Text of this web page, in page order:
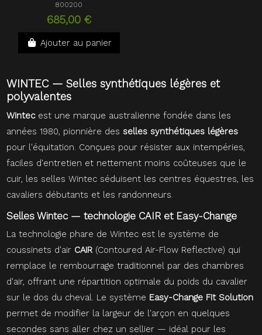
800200
685,00 €
Ajouter au panier
WINTEC — Selles synthétiques légères et
polyvalentes
Wintecest une marque australienne fondée dans les
années 1980, pionnière des selles synthétiques légères
pour l'équitation. Conçues pour résister aux intempéries,
faciles d'entretien et nettement moins coûteuses que le
cuir, les selles Wintec séduisent les centres équestres, les
cavaliers débutants et les randonneurs.
Selles Wintec — technologie CAIR et Easy-Change
La technologie phare de Wintec est le système de
coussinets d'air CAIR (Contoured Air-Flow Reflective) qui
remplace le rembourrage traditionnel par des chambres
d'air, offrant une répartition optimale du poids du cavalier
sur le dos du cheval. Le système Easy-Change Fit Solution
permet de modifier la largeur de l'arçon en quelques
secondes sans aller chez un sellier — idéal pour les